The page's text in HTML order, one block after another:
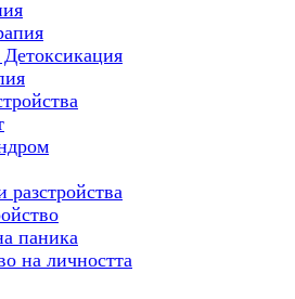
Детоксикация
разстройства
паника
на личността